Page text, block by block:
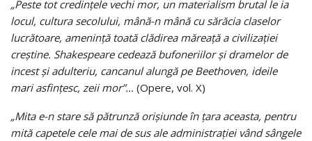
„Peste tot credinţele vechi mor, un materialism brutal le ia
locul, cultura secolului, mână-n mână cu sărăcia claselor
lucrătoare, ameninţă toată clădirea măreaţă a civilizaţiei
creştine. Shakespeare cedează bufoneriilor şi dramelor de
incest şi adulteriu, cancanul alungă pe Beethoven, ideile
mari asfinţesc, zeii mor”… (Opere, vol. X)
„Mita e-n stare să pătrunză orişiunde în ţara aceasta, pentru
mită capetele cele mai de sus ale administraţiei vând sângele